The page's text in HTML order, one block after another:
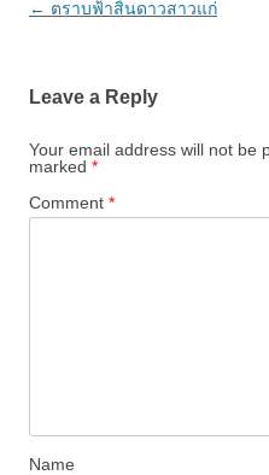
Post
← ตราบฟ้าสิ้นดาวสาวแก่
Leave a Reply
Your email address will not be
marked *
Comment *
Name